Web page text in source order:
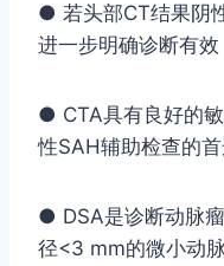
● 若头部CT结果阴
进一步明确诊断有效
● CTA具有良好的
性SAH辅助检查的
● DSA是诊断动脉
径<3 mm的微小动